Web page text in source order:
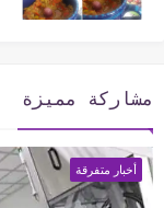
مشاركة مميزة
أخبار متفرقة